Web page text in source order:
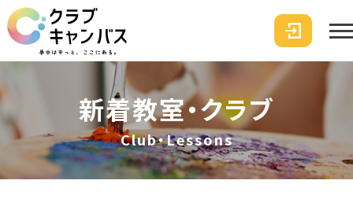
新着教室・クラブ
Club・Lessons